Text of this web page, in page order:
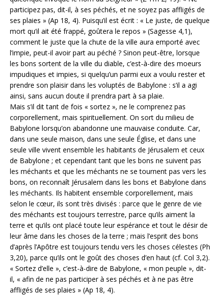
participez pas, dit-il, à ses péchés, et ne soyez pas affligés de
ses plaies » (Ap 18, 4). Puisqu’il est écrit : « Le juste, de quelque
mort qu’il ait été frappé, goûtera le repos » (Sagesse 4,1),
comment le juste que la chute de la ville aura emporté avec
l’impie, peut-il avoir part au péché ? Sinon peut-être, lorsque
les bons sortent de la ville du diable, c’est-à-dire des moeurs
impudiques et impies, si quelqu’un parmi eux a voulu rester et
prendre son plaisir dans les voluptés de Babylone : s’il a agi
ainsi, sans aucun doute il prendra part à sa plaie.
Mais s’il dit tant de fois « sortez », ne le comprenez pas
corporellement, mais spirituellement. On sort du milieu de
Babylone lorsqu’on abandonne une mauvaise conduite. Car,
dans une seule maison, dans une seule Église, et dans une
seule ville vivent ensemble les habitants de Jérusalem et ceux
de Babylone ; et cependant tant que les bons ne suivent pas
les méchants et que les méchants ne se tournent pas vers les
bons, on reconnaît Jérusalem dans les bons et Babylone dans
les méchants. Ils habitent ensemble corporellement, mais
selon le cœur, ils sont très divisés : parce que le genre de vie
des méchants est toujours terrestre, parce qu’ils aiment la
terre et qu’ils ont placé toute leur espérance et tout le désir de
leur âme dans les choses de la terre ; mais l’esprit des bons
d’après l’Apôtre est toujours tendu vers les choses célestes (Ph
3,20), parce qu’ils ont le goût des choses d’en haut (cf. Col 3,2).
« Sortez d’elle », c’est-à-dire de Babylone, « mon peuple », dit-
il, « afin de ne pas participer à ses péchés et à ne pas être
affligés de ses plaies » (Ap 18, 4).